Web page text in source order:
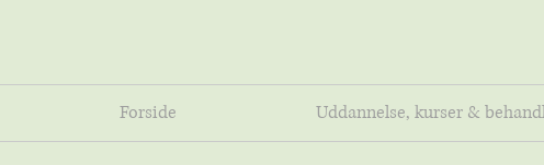
Forside Uddannelse, kurser &